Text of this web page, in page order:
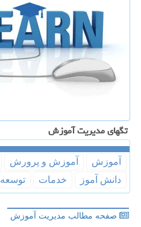
تگهای مدیریت آموزش
آموزش آموزش و پرورش
دانش آموز
خدمات توسعه
صفحه مطالب مدیریت آموزش